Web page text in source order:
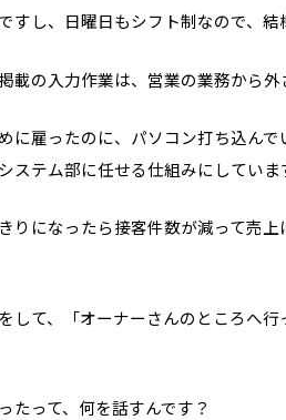
すし、日曜日もシフト制なので、結
載の入力作業は、営業の業務から外
に雇ったのに、パソコン打ち込ん
ステム部に任せる仕組みにしていま
りになったら接客件数が減って売上
して、「オーナーさんのところへ
たって、何を話すんです？